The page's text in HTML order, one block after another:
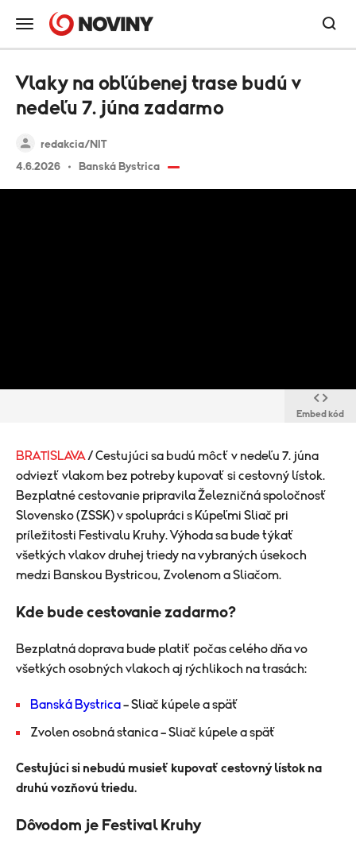
redakcia/NIT
4.6.2026
Banská Bystrica
Vlaky na obľúbenej trase budú v
nedeľu 7. júna zadarmo
Embed kód
BRATISLAVA / Cestujúci sa budú môcť v nedeľu 7. júna
odviezť vlakom bez potreby kupovať si cestovný lístok.
Bezplatné cestovanie pripravila Železničná spoločnosť
Slovensko (ZSSK) v spolupráci s Kúpeľmi Sliač pri
príležitosti Festivalu Kruhy. Výhoda sa bude týkať
všetkých vlakov druhej triedy na vybraných úsekoch
medzi Banskou Bystricou, Zvolenom a Sliačom.
Kde bude cestovanie zadarmo?
Bezplatná doprava bude platiť počas celého dňa vo
všetkých osobných vlakoch aj rýchlikoch na trasách:
Banská Bystrica– Sliač kúpele a späť
Zvolen osobná stanica – Sliač kúpele a späť
Cestujúci si nebudú musieť kupovať cestovný lístok na
druhú vozňovú triedu.
Dôvodom je Festival Kruhy